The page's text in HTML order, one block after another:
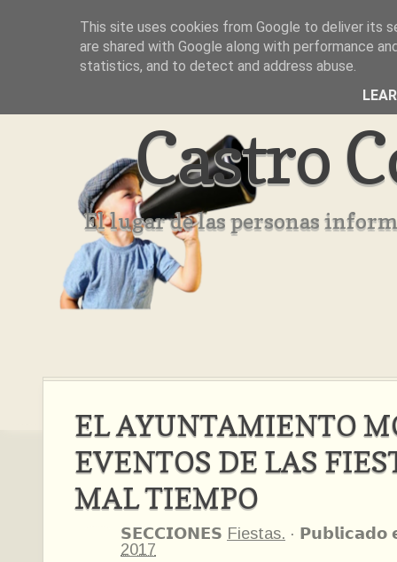
Inicio Aviso Legal Quienes Somos ??
Castro
El lugar de las personas
EL AYUNTAMIENTO
EVENTOS DE LAS
MAL TIEMPO
𝗦𝗘𝗖𝗖𝗜𝗢𝗡𝗘𝗦 Fiestas. · 𝗣𝘂𝗯𝗹𝗶𝗰𝗮𝗱𝗼
2017
This site uses cookies from Google to deliver its
are shared with Google along with performance
statistics, and to detect and address abuse.